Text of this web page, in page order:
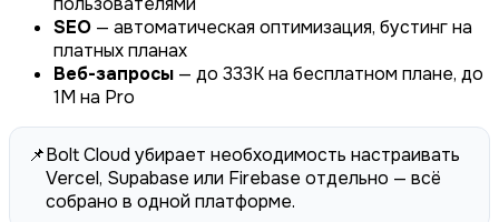
SEO — автоматическая оптимизация, бустинг на
платных планах
Веб-запросы — до 333K на бесплатном плане, до
1M на Pro
📌Bolt Cloud убирает необходимость настраивать
Vercel, Supabase или Firebase отдельно — всё
собрано в одной платформе.